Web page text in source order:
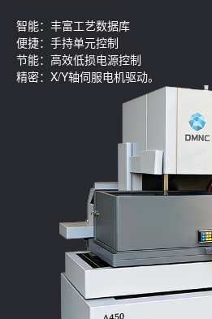
智能：丰富工艺数据库
便捷：手持单元控制
节能：高效低损电源控制
精密：X/Y轴伺服电机驱动。